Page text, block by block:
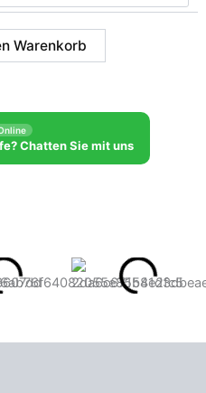
Warenkorb
Chatten Sie mit uns